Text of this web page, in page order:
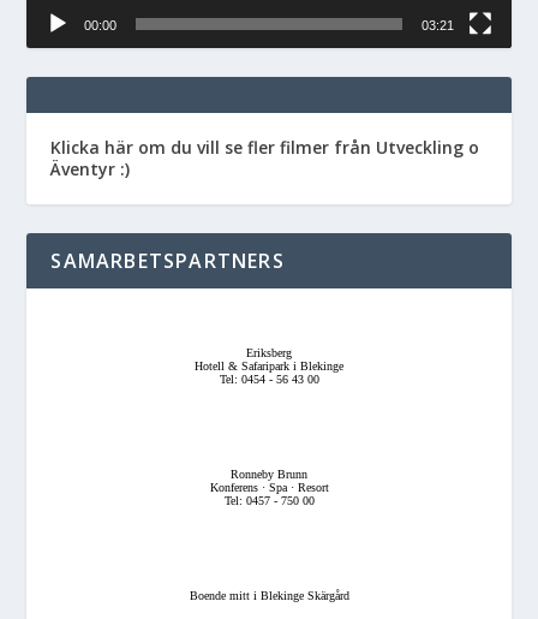
00:00 03:21
Klicka här om du vill se fler filmer från Utveckling o
Äventyr :)
SAMARBETSPARTNERS
Eriksberg
Hotell & Safaripark i Blekinge
Tel: 0454 - 56 43 00
Ronneby Brunn
Konferens · Spa · Resort
Tel: 0457 - 750 00
Boende mitt i Blekinge Skärgård